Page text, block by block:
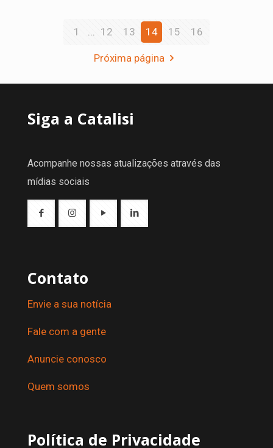
1 ... 12 13 14 15 16
Próxima página
Siga a Catalisi
Acompanhe nossas atualizações através das
mídias sociais
Contato
Envie a sua notícia
Fale com a gente
Anuncie conosco
Quem somos
Política de Privacidade